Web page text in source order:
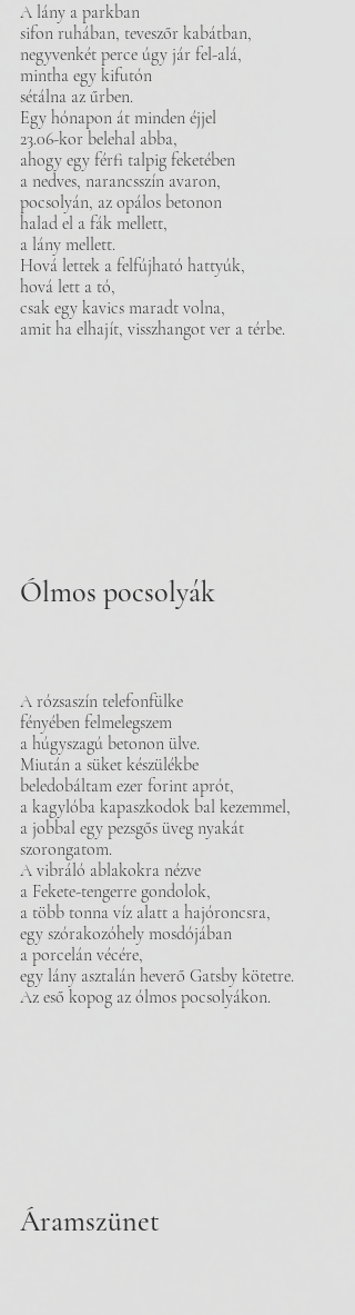
A lány a parkban
sifon ruhában, teveszőr kabátban,
negyvenkét perce úgy jár fel-alá,
mintha egy kifutón
sétálna az űrben.
Egy hónapon át minden éjjel
23.06-kor belehal abba,
ahogy egy férfi talpig feketében
a nedves, narancsszín avaron,
pocsolyán, az opálos betonon
halad el a fák mellett,
a lány mellett.
Hová lettek a felfújható hattyúk,
hová lett a tó,
csak egy kavics maradt volna,
amit ha elhajít, visszhangot ver a térbe.
Ólmos pocsolyák
A rózsaszín telefonfülke
fényében felmelegszem
a húgyszagú betonon ülve.
Miután a süket készülékbe
beledobáltam ezer forint aprót,
a kagylóba kapaszkodok bal kezemmel,
a jobbal egy pezsgős üveg nyakát
szorongatom.
A vibráló ablakokra nézve
a Fekete-tengerre gondolok,
a több tonna víz alatt a hajóroncsra,
egy szórakozóhely mosdójában
a porcelán vécére,
egy lány asztalán heverő Gatsby kötetre.
Az eső kopog az ólmos pocsolyákon.
Áramszünet